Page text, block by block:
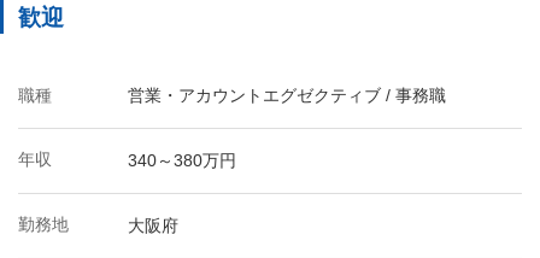
歓迎
職種 営業・アカウントエグゼクティブ / 事務職
年収 340～380万円
勤務地 大阪府